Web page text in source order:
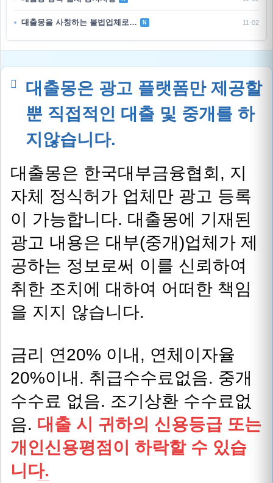
대출몽을 사칭하는 불법업체로… N 11-02
대출몽은 광고 플랫폼만 제공할
뿐 직접적인 대출 및 중개를 하
지않습니다.
대출몽은 한국대부금융협회, 지
자체 정식허가 업체만 광고 등록
이 가능합니다. 대출몽에 기재된
광고 내용은 대부(중개)업체가 제
공하는 정보로써 이를 신뢰하여
취한 조치에 대하여 어떠한 책임
을 지지 않습니다.
금리 연20% 이내, 연체이자율
20%이내. 취급수수료없음. 중개
수수료 없음. 조기상환 수수료없
음. 대출 시 귀하의 신용등급 또는
개인신용평점이 하락할 수 있습
니다.